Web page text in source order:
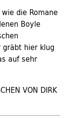
die Romane
Boyle
hier klug
auf sehr
VON DIRK